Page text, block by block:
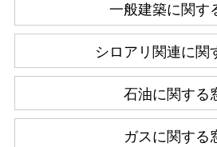
一般建築に関す
シロアリ関連に関
石油に関する
ガスに関する